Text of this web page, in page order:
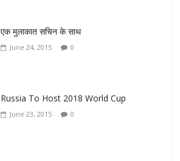
एक मुलाकात सचिन के साथ
June 24, 2015 0
Russia To Host 2018 World Cup
June 23, 2015 0